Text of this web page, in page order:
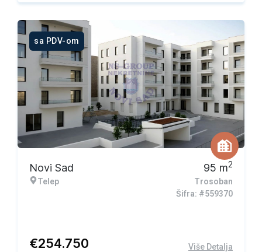
sa PDV-om
Novi Sad
Telep
95 m2
Trosoban
Šifra: #559370
€254.750 Više Detalja